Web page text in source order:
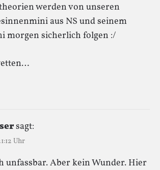
werden von unseren
aus NS und seinem
morgen sicherlich folgen :/
sagt:
Uhr
unfassbar. Aber kein Wunder. Hier